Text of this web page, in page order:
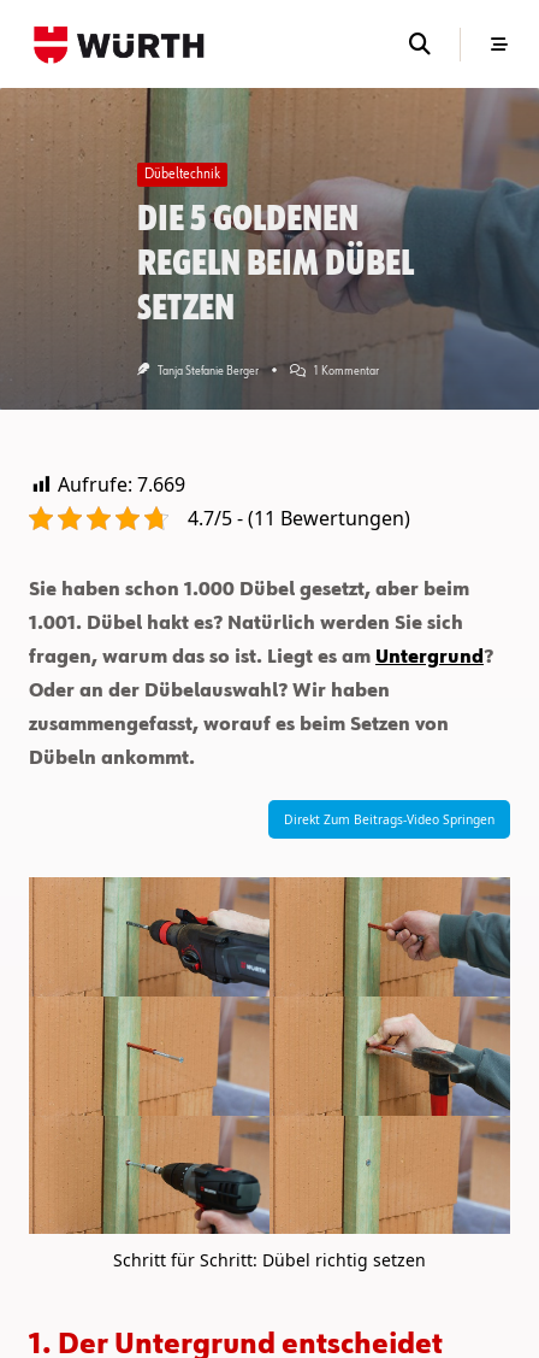
Dübeltechnik
Die 5 goldenen
Regeln beim Dübel
Setzen
Tanja Stefanie Berger 1 KommentarZu
Aufrufe: 7.669
4.7/5 - (11 Bewertungen)
Sie haben schon 1.000 Dübel gesetzt, aber beim
1.001. Dübel hakt es? Natürlich werden Sie sich
fragen, warum das so ist. Liegt es am Untergrund?
Oder an der Dübelauswahl? Wir haben
zusammengefasst, worauf es beim Setzen von
Dübeln ankommt.
Direkt Zum Beitrags-Video Springen
Schritt für Schritt: Dübel richtig setzen
1. Der Untergrund entscheidet